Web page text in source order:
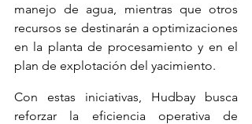
manejo de agua, mientras que otros
recursos se destinarán a optimizaciones
en la planta de procesamiento y en el
plan de explotación del yacimiento.
Con estas iniciativas, Hudbay busca
reforzar la eficiencia operativa de